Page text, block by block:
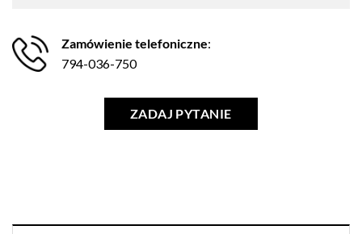
Zamówienie telefoniczne:
794-036-750
ZADAJ PYTANIE